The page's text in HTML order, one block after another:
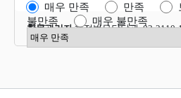
매우 만족 만족
불만족
매우 불만족
만족도 점수 선택
항목관리자행정법무담당관 02-2110-